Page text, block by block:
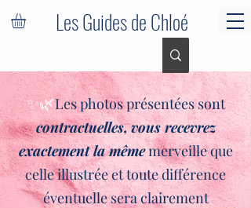
Les Guides de Chloé
✨🌿Les photos présentées sont
contractuelles,vous recevrez
exactement la mêmemerveille que
celle illustrée et toute différence
éventuelle sera clairement